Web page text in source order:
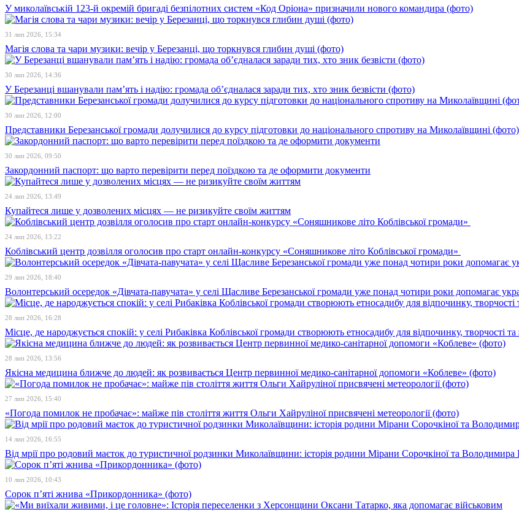
У миколаївській 123-й окремій бригаді безпілотних систем «Код Оріона» призначили нового командира (фото)
31 лип 2026, 15:34
Магія слова та чари музики: вечір у Березанці, що торкнувся глибин душі (фото)
30 лип 2026, 14:36
У Березанці вшанували пам’ять і надію: громада об’єдналася заради тих, хто зник безвісти (фото)
30 лип 2026, 12:00
Представники Березанської громади долучилися до курсу підготовки до національного спротиву на Миколаївщині (фото)
30 лип 2026, 09:50
Закордонний паспорт: що варто перевірити перед поїздкою та де оформити документи
24 лип 2026, 13:49
Купайтеся лише у дозволених місцях — не ризикуйте своїм життям
24 лип 2026, 13:22
Коблівський центр дозвілля оголосив про старт онлайн-конкурсу «Соняшникове літо Коблівської громади»
29 лип 2026, 18:40
Волонтерський осередок «Дівчата-павучата» у селі Щасливе Березанської громади уже понад чотири роки допомагає
28 лип 2026, 16:28
Місце, де народжується спокій: у селі Рибаківка Коблівської громади створюють етносадибу для відпочинку, творчості
28 лип 2026, 13:56
Якісна медицина ближче до людей: як розвивається Центр первинної медико-санітарної допомоги «Коблеве» (фото)
27 лип 2026, 15:40
«Погода помилок не пробачає»: майже пів століття життя Ольги Хайруліної присвячені метеорології (фото)
14 лип 2026, 16:55
Від мрії про родовий маєток до туристичної родзинки Миколаївщини: історія родини Мірани Сорочкіної та
10 лип 2026, 10:43
Сорок п’яті жнива «Прикордонника» (фото)